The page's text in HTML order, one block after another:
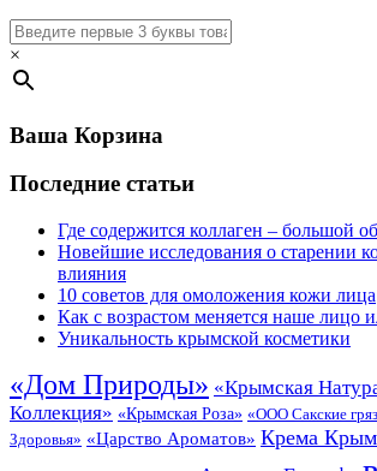
×
Ваша Корзина
Последние статьи
Где содержится коллаген – большой
Новейшие исследования о старении
влияния
10 советов для омоложения кожи лица
Как с возрастом меняется наше лицо
Уникальность крымской косметики
«Дом Природы» «Крымская
Коллекция» «Крымская Роза» «ООО Сакские
Здоровья» «Царство Ароматов» Крема